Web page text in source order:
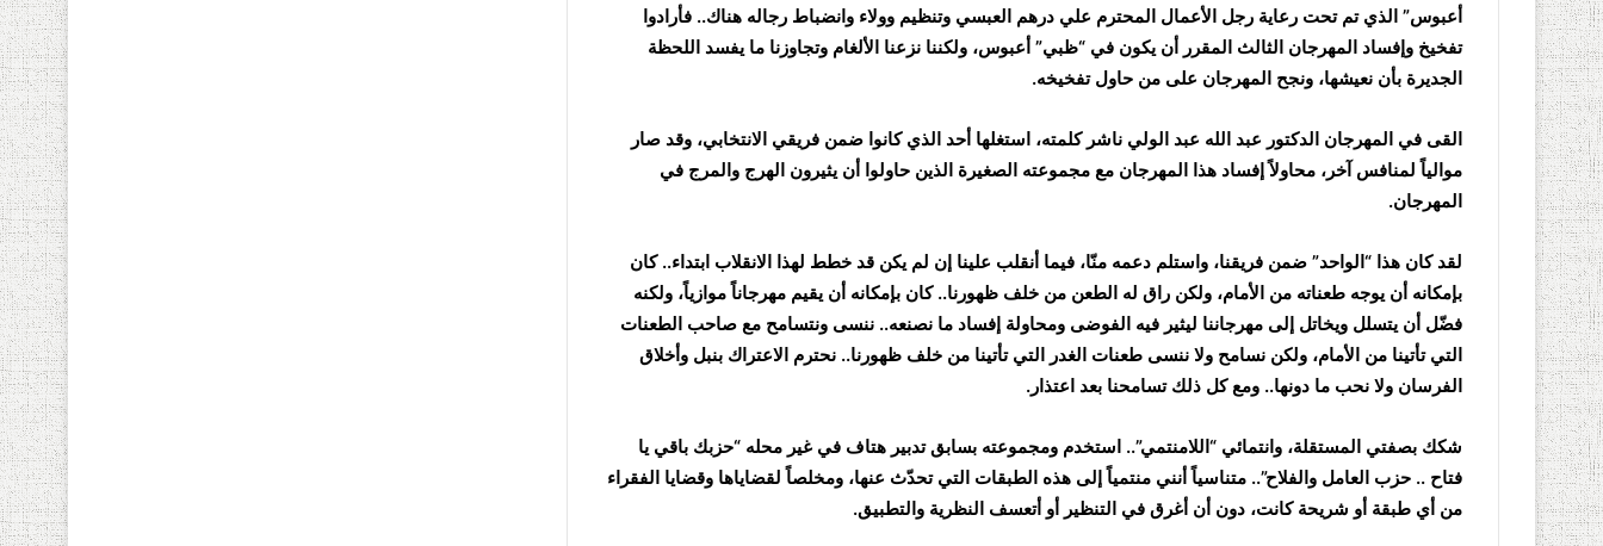
أعبوس” الذي تم تحت رعاية رجل الأعمال المحترم علي درهم العبسي وتنظيم وولاء وانضباط رجاله هناك.. فأرادوا
تفخيخ وإفساد المهرجان الثالث المقرر أن يكون في “ظبي” أعبوس، ولكننا نزعنا الألغام وتجاوزنا ما يفسد اللحظة
الجديرة بأن نعيشها، ونجح المهرجان على من حاول تفخيخه.
القى في المهرجان الدكتور عبد الله عبد الولي ناشر كلمته، استغلها أحد الذي كانوا ضمن فريقي الانتخابي، وقد صار
موالياً لمنافس آخر، محاولاً إفساد هذا المهرجان مع مجموعته الصغيرة الذين حاولوا أن يثيرون الهرج والمرج في
المهرجان.
لقد كان هذا “الواحد” ضمن فريقنا، واستلم دعمه منّا، فيما أنقلب علينا إن لم يكن قد خطط لهذا الانقلاب ابتداء.. كان
بإمكانه أن يوجه طعناته من الأمام، ولكن راق له الطعن من خلف ظهورنا.. كان بإمكانه أن يقيم مهرجاناً موازياً، ولكنه
فضّل أن يتسلل ويخاتل إلى مهرجاننا ليثير فيه الفوضى ومحاولة إفساد ما نصنعه.. ننسى ونتسامح مع صاحب الطعنات
التي تأتينا من الأمام، ولكن نسامح ولا ننسى طعنات الغدر التي تأتينا من خلف ظهورنا.. نحترم الاعتراك بنبل وأخلاق
الفرسان ولا نحب ما دونها.. ومع كل ذلك تسامحنا بعد اعتذار.
شكك بصفتي المستقلة، وانتمائي “اللامنتمي”.. استخدم ومجموعته بسابق تدبير هتاف في غير محله “حزبك باقي يا
فتاح .. حزب العامل والفلاح”.. متناسياً أنني منتمياً إلى هذه الطبقات التي تحدّث عنها، ومخلصاً لقضاياها وقضايا الفقراء
من أي طبقة أو شريحة كانت، دون أن أغرق في التنظير أو أتعسف النظرية والتطبيق.